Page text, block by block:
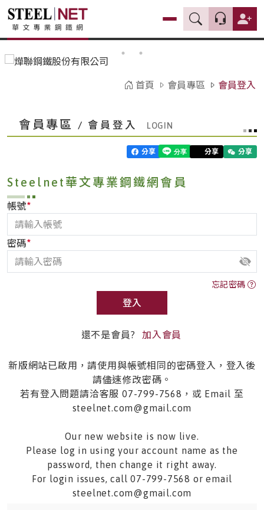
首頁 會員專區 會員登入
會員專區 / 會員登入
分享 分享 分享
Steelnet華文專業鋼鐵網會員
帳號*
密碼*
忘記密碼
登入
還不是會員? 加入會員
新版網站已啟用，請使用與帳號相同的密碼登入，登入後
請儘速修改密碼。
若有登入問題請洽客服 07-799-7568，或 Email 至
steelnet.com@gmail.com
Our new website is now live.
Please log in using your account name as the
password, then change it right away.
For login issues, call 07-799-7568 or email
steelnet.com@gmail.com